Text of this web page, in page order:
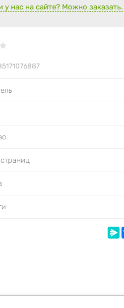
у нас на сайте? Можно заказать.